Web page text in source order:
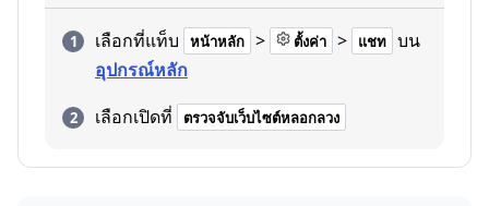
เลือกที่แท็บ หน้าหลัก > ตั้งค่า > แชท บน
อุปกรณ์หลัก
เลือกเปิดที่
ตรวจจับเว็บไซต์หลอกลวง